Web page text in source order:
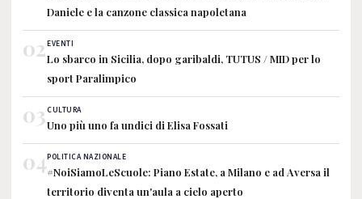
Daniele e la canzone classica napoletana
02EVENTI
Lo sbarco in Sicilia, dopo garibaldi, TUTUS / MID per lo
sport Paralimpico
03CULTURA
Uno più uno fa undici di Elisa Fossati
04POLITICA NAZIONALE
#NoiSiamoLeScuole: Piano Estate, a Milano e ad Aversa il
territorio diventa un'aula a cielo aperto